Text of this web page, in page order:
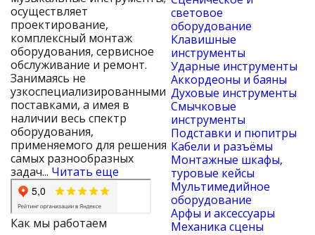
осуществляет
проектирование,
комплексный монтаж
оборудования, сервисное
обслуживание и ремонт.
Занимаясь не
узкоспециализированными
поставками, а имея в
наличии весь спектр
оборудования,
применяемого для решения
самых разнообразных
задач... Читать еще
Как мы работаем
световое
оборудование
Клавишные
инструменты
Ударные инструменты
Аккордеоны и баяны
Духовые инструменты
Смычковые
инструменты
Подставки и пюпитры
Кабели и разъёмы
Монтажные шкафы,
туровые кейсы
Мультимедийное
оборудование
Арфы и аксессуары
Механика сцены